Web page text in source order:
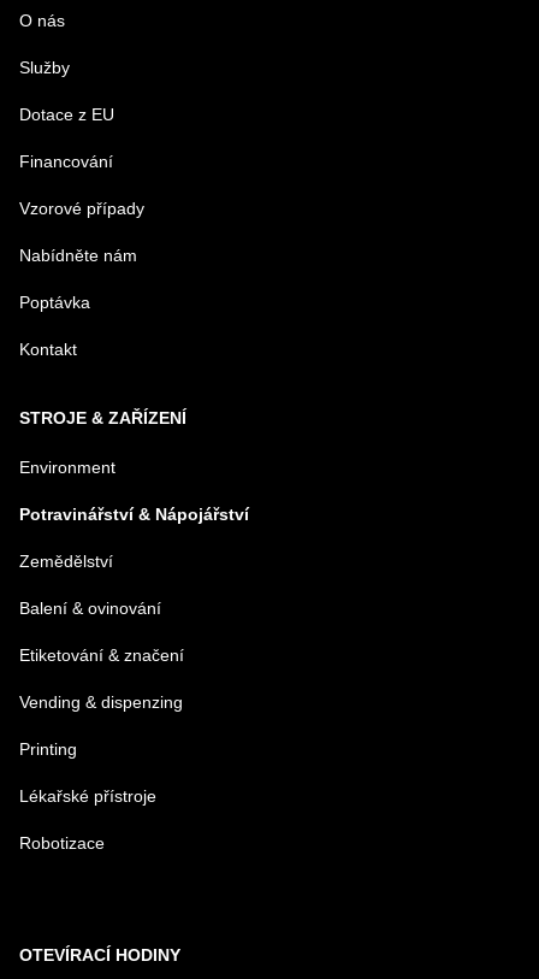
O nás
Služby
Dotace z EU
Financování
Vzorové případy
Nabídněte nám
Poptávka
Kontakt
STROJE & ZAŘÍZENÍ
Environment
Potravinářství & Nápojářství
Zemědělství
Balení & ovinování
Etiketování & značení
Vending & dispenzing
Printing
Lékařské přístroje
Robotizace
OTEVÍRACÍ HODINY